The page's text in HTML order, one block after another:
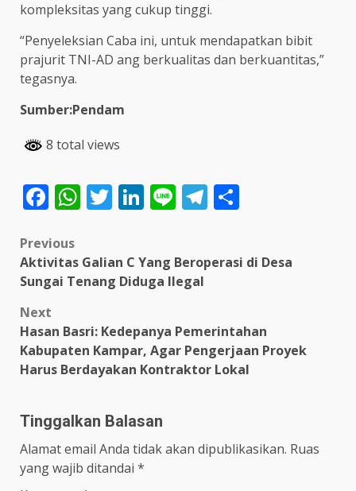
kompleksitas yang cukup tinggi.
“Penyeleksian Caba ini, untuk mendapatkan bibit
prajurit TNI-AD ang berkualitas dan berkuantitas,”
tegasnya.
Sumber:Pendam
8 total views
Facebook
WhatsApp
Twitter
LinkedIn
LineTelegram
Post
navigation
Previous
Aktivitas Galian C Yang Beroperasi di Desa
Sungai Tenang Diduga Ilegal
Next
Hasan Basri: Kedepanya Pemerintahan
Kabupaten Kampar, Agar Pengerjaan Proyek
Harus Berdayakan Kontraktor Lokal
Tinggalkan Balasan
Alamat email Anda tidak akan dipublikasikan. Ruas
yang wajib ditandai *